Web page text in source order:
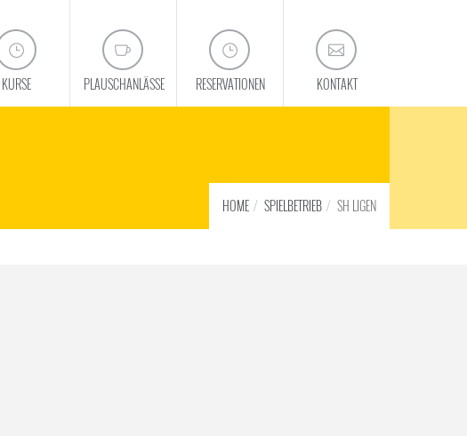
KURSE PLAUSCHANLÄSSE RESERVATIONEN KONTAKT
HOME SPIELBETRIEB SH LIGEN